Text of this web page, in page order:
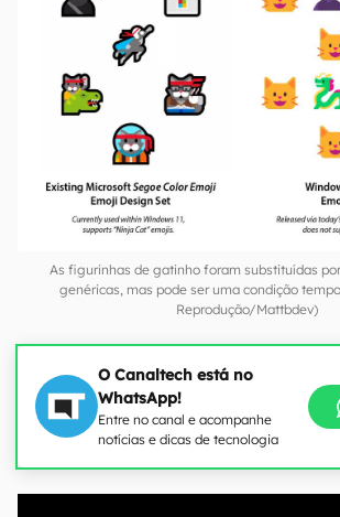
As figurinhas de gatinho foram substituídas
genéricas, mas pode ser uma condição
Reprodução/Mattbdev)
O Canaltech está no
WhatsApp!
Entre no canal e acompanhe
notícias e dicas de tecnologia